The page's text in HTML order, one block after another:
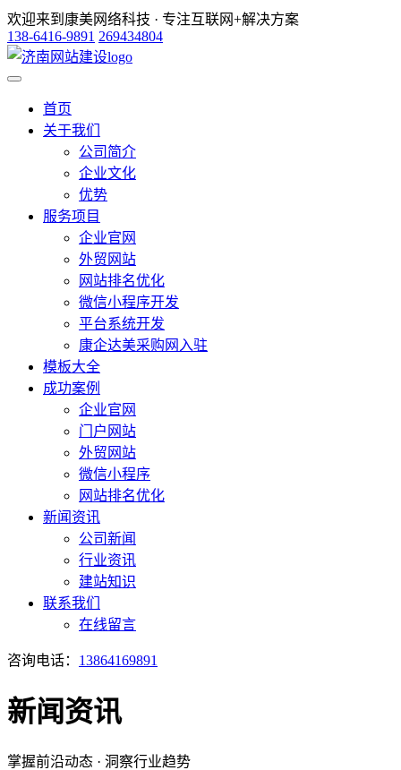
欢迎来到康美网络科技 · 专注互联网+解决方案
138-6416-9891 269434804
首页
关于我们
公司简介
企业文化
优势
服务项目
企业官网
外贸网站
网站排名优化
微信小程序开发
平台系统开发
康企达美采购网入驻
模板大全
成功案例
企业官网
门户网站
外贸网站
微信小程序
网站排名优化
新闻资讯
公司新闻
行业资讯
建站知识
联系我们
在线留言
咨询电话： 13864169891
新闻资讯
掌握前沿动态 · 洞察行业趋势